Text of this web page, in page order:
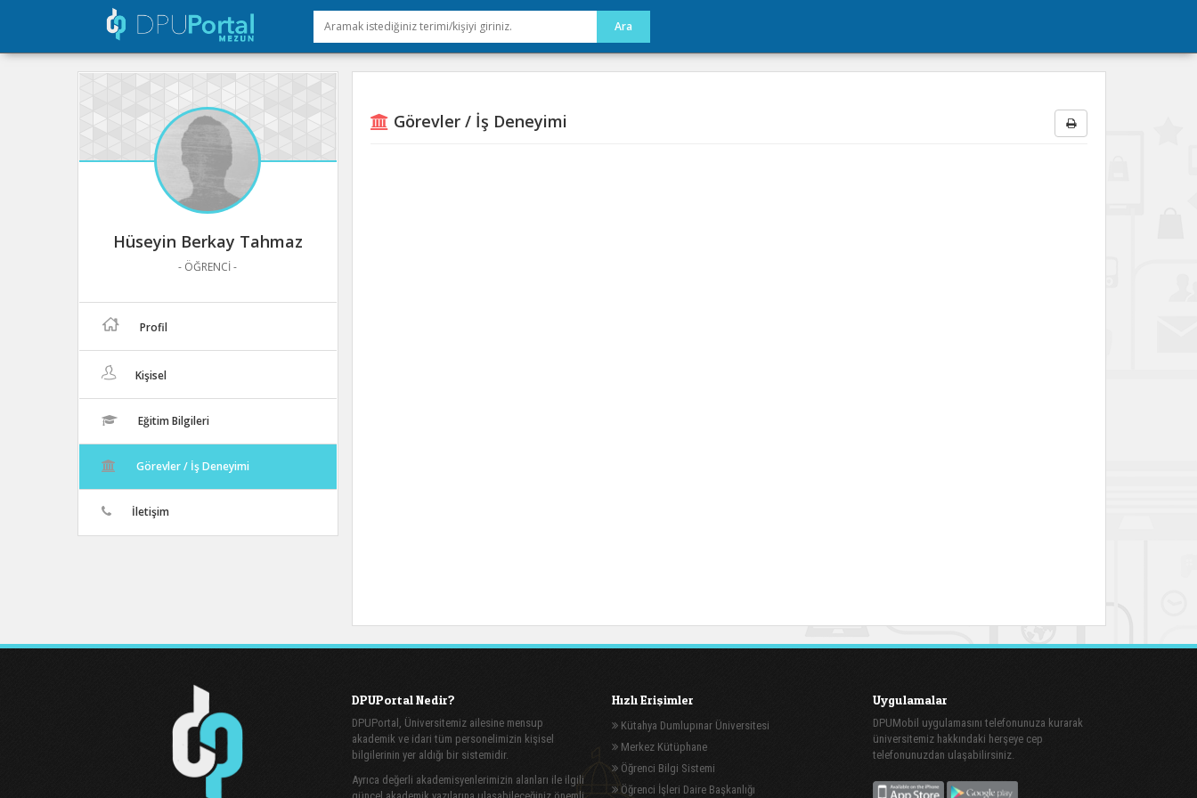
Hüseyin Berkay Tahmaz
- ÖĞRENCİ -
Profil
Kişisel
Eğitim Bilgileri
Görevler / İş Deneyimi
İletişim
Görevler / İş Deneyimi
DPUPortal Nedir?
DPUPortal, Üniversitemiz ailesine mensup
akademik ve idari tüm personelimizin kişisel
bilgilerinin yer aldığı bir sistemidir.
Ayrıca değerli akademisyenlerimizin alanları ile ilgili
Hızlı Erişimler
Kütahya Dumlupınar Üniversitesi
Merkez Kütüphane
Öğrenci Bilgi Sistemi
Öğrenci İşleri Daire Başkanlığı
Uygulamalar
DPUMobil uygulamasını telefonunuza kurarak
üniversitemiz hakkındaki herşeye cep
telefonunuzdan ulaşabilirsiniz.